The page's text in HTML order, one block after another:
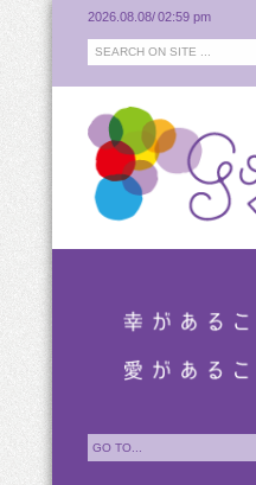
2026.08.08/02:59 pm